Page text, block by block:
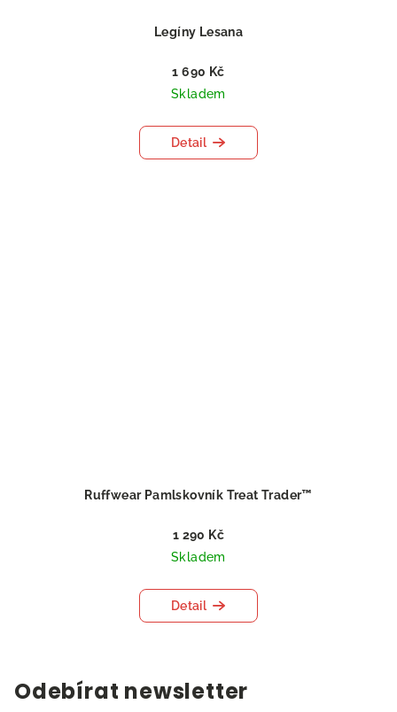
Legíny Lesana
1 690 Kč
Skladem
Detail
Ruffwear Pamlskovník Treat Trader™
1 290 Kč
Skladem
Detail
Odebírat newsletter